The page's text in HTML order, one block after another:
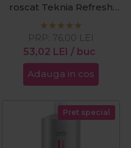
roscat Teknia Refresh
Coral Red 300ml
53,02 LEI / buc
PRP: 76,00 LEI
Adauga in cos
Pret special